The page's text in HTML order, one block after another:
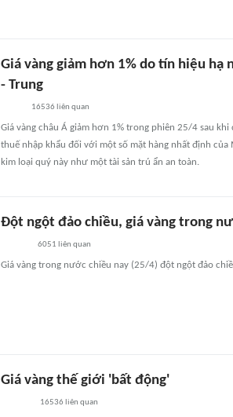
Giá vàng giảm hơn 1% do tín hiệu
- Trung
16536 liên quan
Giá vàng châu Á giảm hơn 1% trong phiên 25/4 sau
thuế nhập khẩu đối với một số mặt hàng nhất định của
kim loại quý này như một tài sản trú ẩn an toàn.
Đột ngột đảo chiều, giá vàng trong
6051 liên quan
Giá vàng trong nước chiều nay (25/4) đột ngột đảo
Giá vàng thế giới 'bất động'
16536 liên quan